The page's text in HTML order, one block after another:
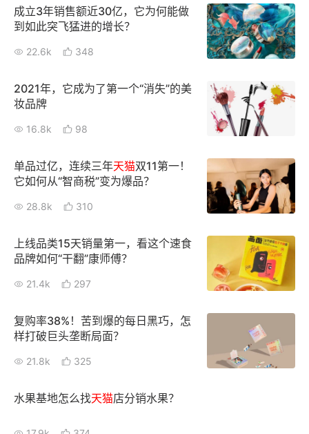
智库 产品场景库
品牌消费观
新零售资讯
培训课程
私域课程
增长俱乐部
增长俱乐部
合作共进
入驻有赞
认证服务商 设计服务商
成立3年销售额近30亿，它为何能做
到如此突飞猛进的增长？
22.6k 348
2021年，它成为了第一个“消失”的美
妆品牌
16.8k 98
单品过亿，连续三年天猫双11第一！
它如何从“智商税”变为爆品？
28.8k 310
上线品类15天销量第一，看这个速食
品牌如何“干翻”康师傅？
21.4k 297
复购率38%！苦到爆的每日黑巧，怎
样打破巨头垄断局面？
21.8k 325
水果基地怎么找天猫店分销水果？